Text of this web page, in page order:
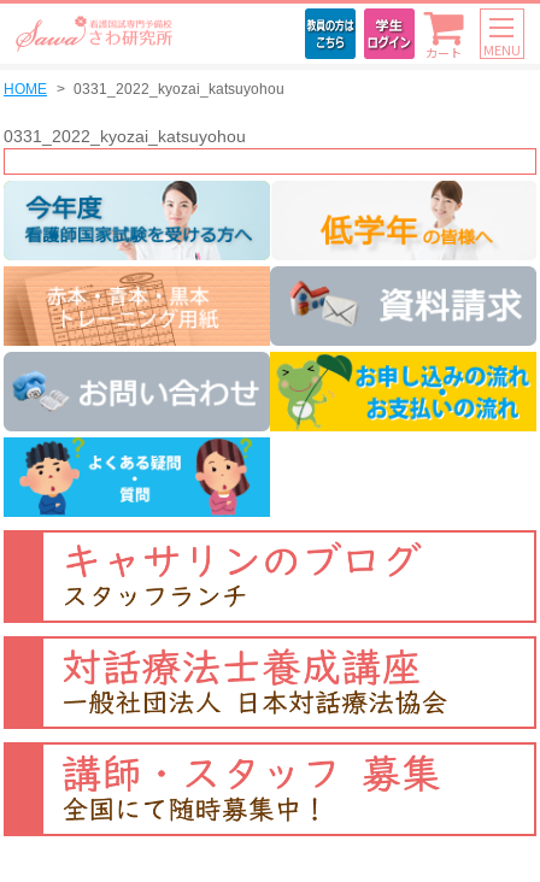
カート MENU
HOME 0331_2022_kyozai_katsuyohou
0331_2022_kyozai_katsuyohou